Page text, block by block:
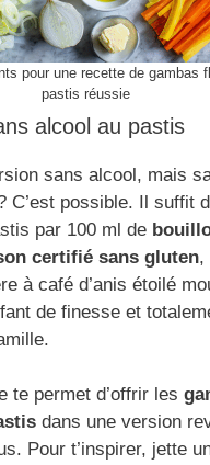
pour une recette de gambas
pastis réussie
alcool au pastis
sans alcool, mais
C’est possible. Il suffit
par 100 ml de
certifié sans gluten,
à café d’anis étoilé
de finesse et
te permet d’offrir les
dans une version
Pour t’inspirer, jette